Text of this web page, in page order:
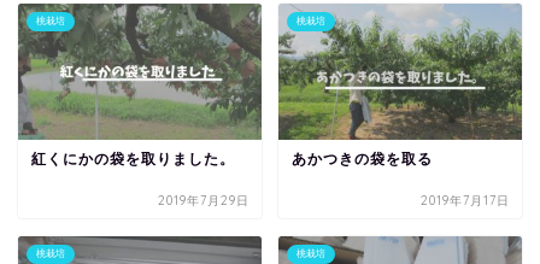
桃栽培
紅くにかの袋を取りました。
2019年7月29日
桃栽培
あかつきの袋を取る
2019年7月17日
桃栽培 桃栽培